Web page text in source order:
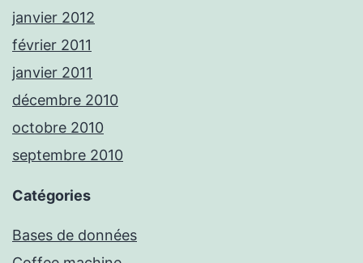
janvier 2012
février 2011
janvier 2011
décembre 2010
octobre 2010
septembre 2010
Catégories
Bases de données